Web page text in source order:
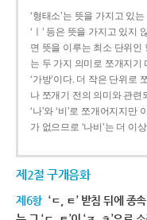
‘형태소’는 뜻을 가지고 있
‘ㅣ’ 등은 뜻을 가지고 있지
면 뜻을 이루는 최소 단위인
는 두 가지 의미로 쪼개지기
‘가방’이다. 더 작은 단위로
나 쪼개기 전의 의미와 관련
‘나’와 ‘비’로 쪼개어지지만
가 없으므로 ‘나비’는 더 이
제2절 구개음화
제6항 ‘ㄷ, ㅌ’ 받침 뒤에 종